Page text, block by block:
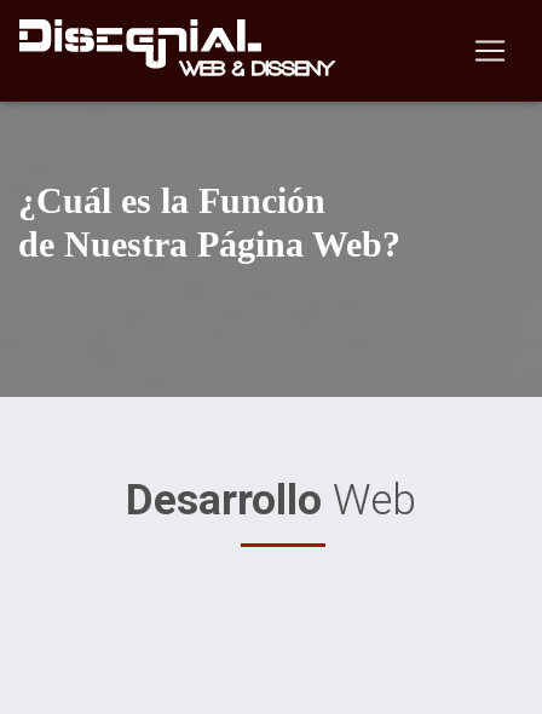
¿Cuál es la Función
de Nuestra Página Web?
Desarrollo Web